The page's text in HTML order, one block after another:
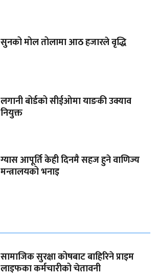
सुनको मोल तोलामा आठ हजारले वृद्धि
लगानी बोर्डको सीईओमा याङकी उक्याव
नियुक्त
ग्यास आपूर्ति केही दिनमै सहज हुने वाणिज्य
मन्त्रालयको भनाइ
सामाजिक सुरक्षा कोषबाट बाहिरिने प्राइम
लाइफका कर्मचारीको चेतावनी